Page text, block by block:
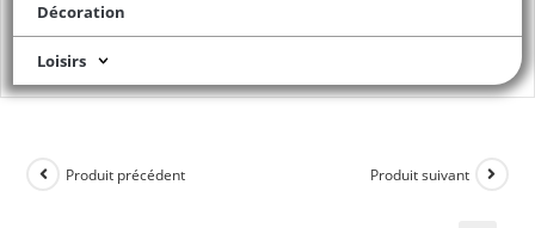
Décoration
Loisirs
Produit précédent Produit suivant